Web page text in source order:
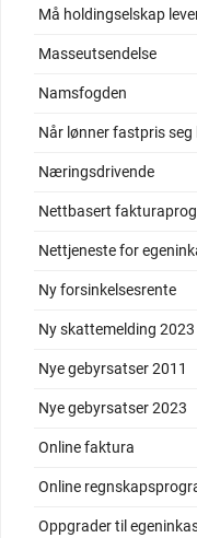
Må holdingselskap
Masseutsendelse
Namsfogden
Når lønner fastpris
Næringsdrivende
Nettbasert
Nettjeneste for
Ny forsinkelsesrente
Ny skattemelding 2023
Nye gebyrsatser 2011
Nye gebyrsatser 2023
Online faktura
Online
Oppgrader til